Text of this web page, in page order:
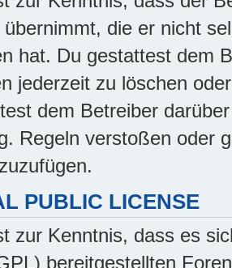
übernimmt, die er nicht
hat. Du gestattest dem
jederzeit zu löschen
dem Betreiber
Regeln verstoßen oder
PUBLIC LICENSE
zur Kenntnis, dass es
bereitgestellten